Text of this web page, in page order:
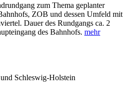
zum Thema geplanter
ZOB und dessen Umfeld mit
Dauer des Rundgangs ca. 2
des Bahnhofs. mehr
Schleswig-Holstein